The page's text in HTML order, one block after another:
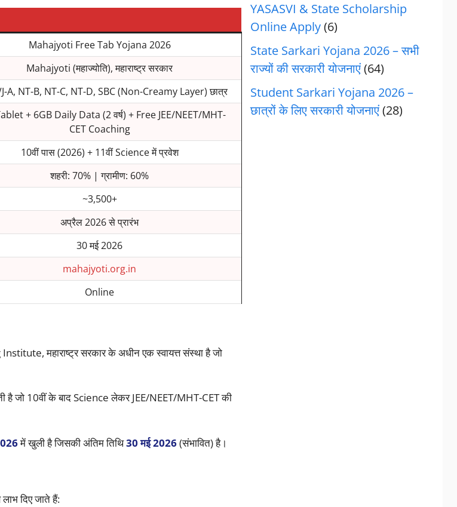
Mahajyoti Free Tab Yojana 2026
Mahajyoti (महाज्योति), महाराष्ट्र सरकार
A, NT-B, NT-C, NT-D, SBC (Non-Creamy Layer) छात्र
+ 6GB Daily Data (2 वर्ष) + Free JEE/NEET/MHT-
CET Coaching
10वीं पास (2026) + 11वीं Science में प्रवेश
शहरी: 70% | ग्रामीण: 60%
~3,500+
अप्रैल 2026 से प्रारंभ
30 मई 2026
mahajyoti.org.in
Online
महाराष्ट्र सरकार के अधीन एक स्वायत्त संस्था है जो
है जो 10वीं के बाद Science लेकर JEE/NEET/MHT-CET की
में खुली है जिसकी अंतिम तिथि30 मई 2026(संभावित) है।
दिए जाते हैं:
YASASVI & State Scholarship
Online Apply(6)
State Sarkari Yojana 2026 – सभी
राज्यों की सरकारी योजनाएं(64)
Student Sarkari Yojana 2026 –
छात्रों के लिए सरकारी योजनाएं(28)